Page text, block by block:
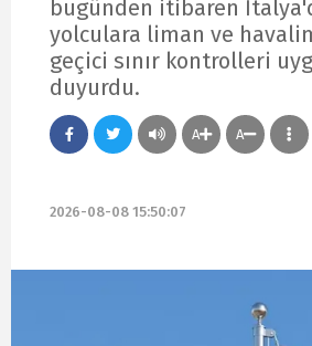
bugünden itibaren
yolculara liman ve
geçici sınır kontrolleri
duyurdu.
A A
2026-08-08 15:50:07